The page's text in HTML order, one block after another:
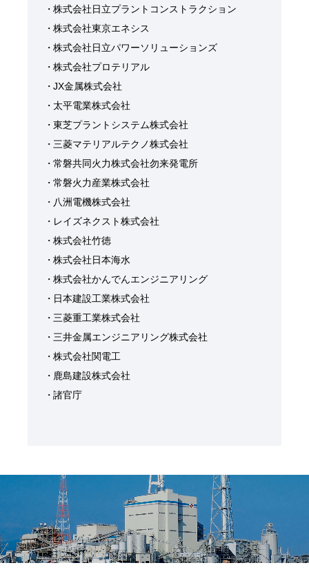
株式会社日立プラントコンストラクション
株式会社東京エネシス
株式会社日立パワーソリューションズ
株式会社プロテリアル
JX金属株式会社
太平電業株式会社
東芝プラントシステム株式会社
三菱マテリアルテクノ株式会社
常磐共同火力株式会社勿来発電所
常磐火力産業株式会社
八洲電機株式会社
レイズネクスト株式会社
株式会社竹徳
株式会社日本海水
株式会社かんでんエンジニアリング
日本建設工業株式会社
三菱重工業株式会社
三井金属エンジニアリング株式会社
株式会社関電工
鹿島建設株式会社
諸官庁